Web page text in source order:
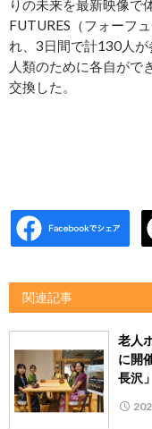
りの未来を最新映像で
FUTURES（フォーフ
れ、3日間で計130人
人類のために各自がで
交換した。
関連記事
老人
に開
長沢」